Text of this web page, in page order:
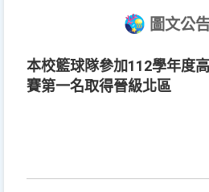
圖文公
本校籃球隊參加112學年度
賽第一名取得晉級北區